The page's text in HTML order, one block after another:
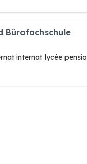
Bürofachschule
internat lycée